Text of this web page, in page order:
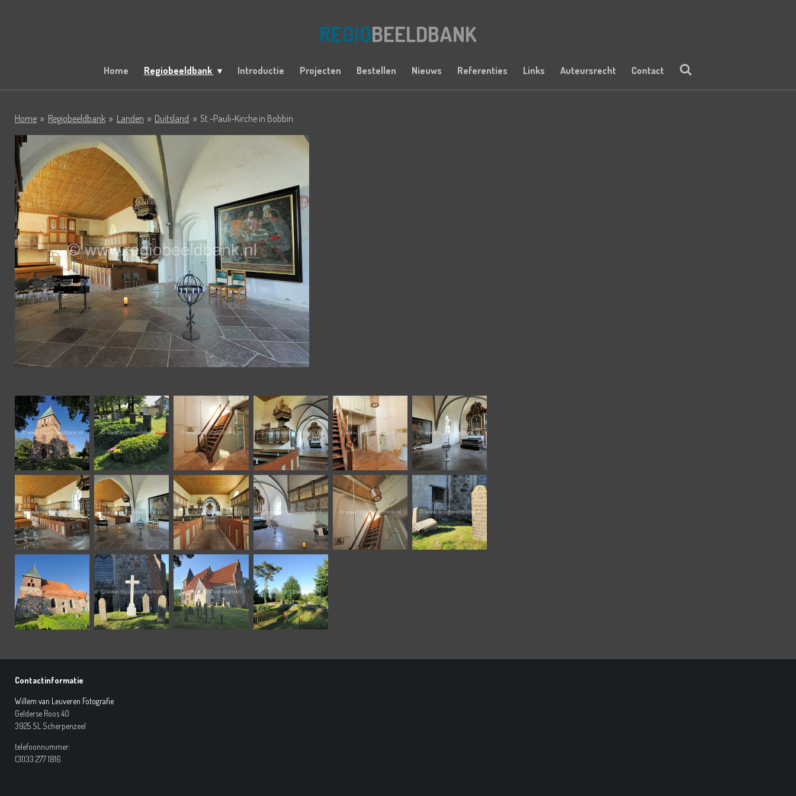
REGIOBEELDBANK
Home Regiobeeldbank Introductie Projecten Bestellen Nieuws Referenties Links Auteursrecht Contact
Home » Regiobeeldbank » Landen » Duitsland » St.-Pauli-Kirche in Bobbin
Contactinformatie
Willem van Leuveren Fotografie
Gelderse Roos 40
3925 SL Scherpenzeel
telefoonnummer:
(31)33 277 1816